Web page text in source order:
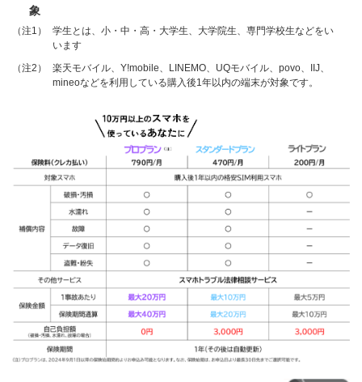
象
（注1）
学生とは、小・中・高・大学生、大学院生、専門学校生などをい
います
（注2）
楽天モバイル、Y!mobile、LINEMO、UQモバイル、povo、IIJ、
mineoなどを利用している購入後1年以内の端末が対象です。